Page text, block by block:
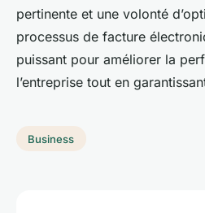
pertinente et une volonté
processus de facture
puissant pour améliorer la
l’entreprise tout en
Business